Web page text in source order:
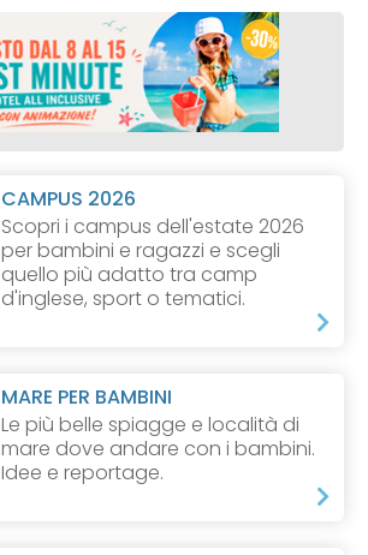
CAMPUS 2026
Scopri i campus dell'estate 2026
per bambini e ragazzi e scegli
quello più adatto tra camp
d'inglese, sport o tematici.
MARE PER BAMBINI
Le più belle spiagge e località di
mare dove andare con i bambini.
Idee e reportage.